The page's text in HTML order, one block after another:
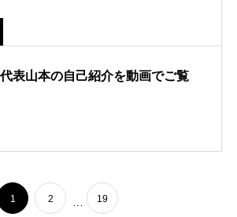
代表山本の自己紹介を動画でご覧
1 2 19